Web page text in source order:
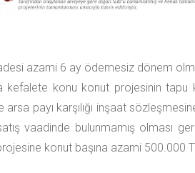
azami 6 ay ödemesiz dönem
kefalete konu konut projesinin tapu
arsa payı karşılığı inşaat
vaadinde bulunmamış olması
konut başına azami 500.000